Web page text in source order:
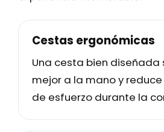
Cestas ergonómicas
Una cesta bien
mejor a la mano y
de esfuerzo durante la